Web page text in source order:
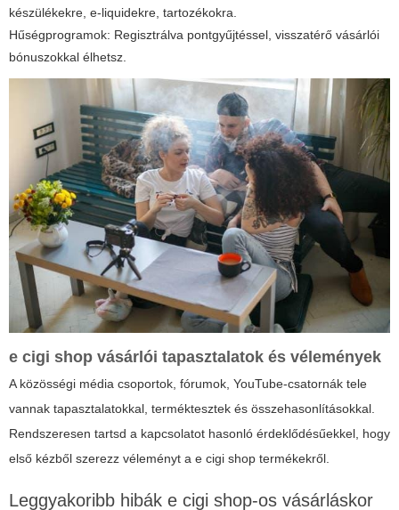
készülékekre, e-liquidekre, tartozékokra.
Hűségprogramok: Regisztrálva pontgyűjtéssel, visszatérő vásárlói
bónuszokkal élhetsz.
e cigi shop vásárlói tapasztalatok és vélemények
A közösségi média csoportok, fórumok, YouTube-csatornák tele
vannak tapasztalatokkal, terméktesztek és összehasonlításokkal.
Rendszeresen tartsd a kapcsolatot hasonló érdeklődésűekkel, hogy
első kézből szerezz véleményt a e cigi shop termékekről.
Leggyakoribb hibák e cigi shop-os vásárláskor